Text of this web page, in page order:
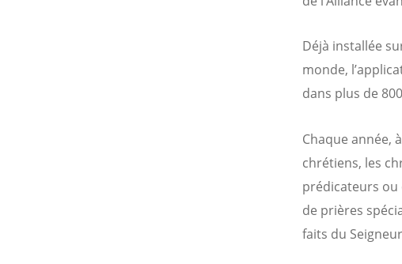
Déjà installée
monde,
dans plus de
Chaque année,
chrétiens, les
prédicateurs
de prières
faits du